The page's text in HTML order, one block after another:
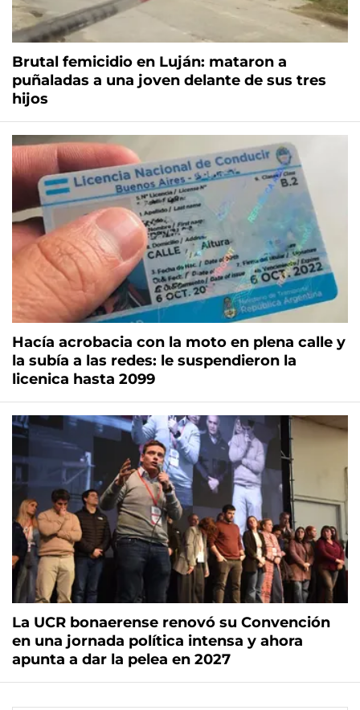
Brutal femicidio en Luján: mataron a
puñaladas a una joven delante de sus tres
hijos
Hacía acrobacia con la moto en plena calle y
la subía a las redes: le suspendieron la
licenica hasta 2099
La UCR bonaerense renovó su Convención
en una jornada política intensa y ahora
apunta a dar la pelea en 2027